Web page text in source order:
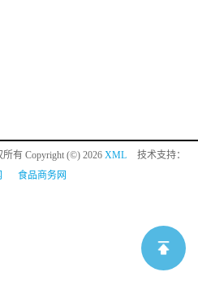
所有 Copyright (©) 2026 XML
技术支持：
食品商务网